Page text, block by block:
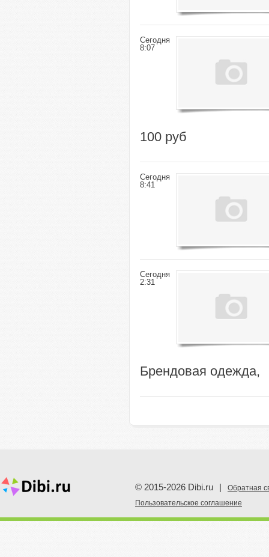
Сегодня
8:07
100 руб
Сегодня
8:41
Сегодня
2:31
Брендовая одежда,
© 2015-2026 Dibi.ru
Обратная
Пoльзовательское соглашение